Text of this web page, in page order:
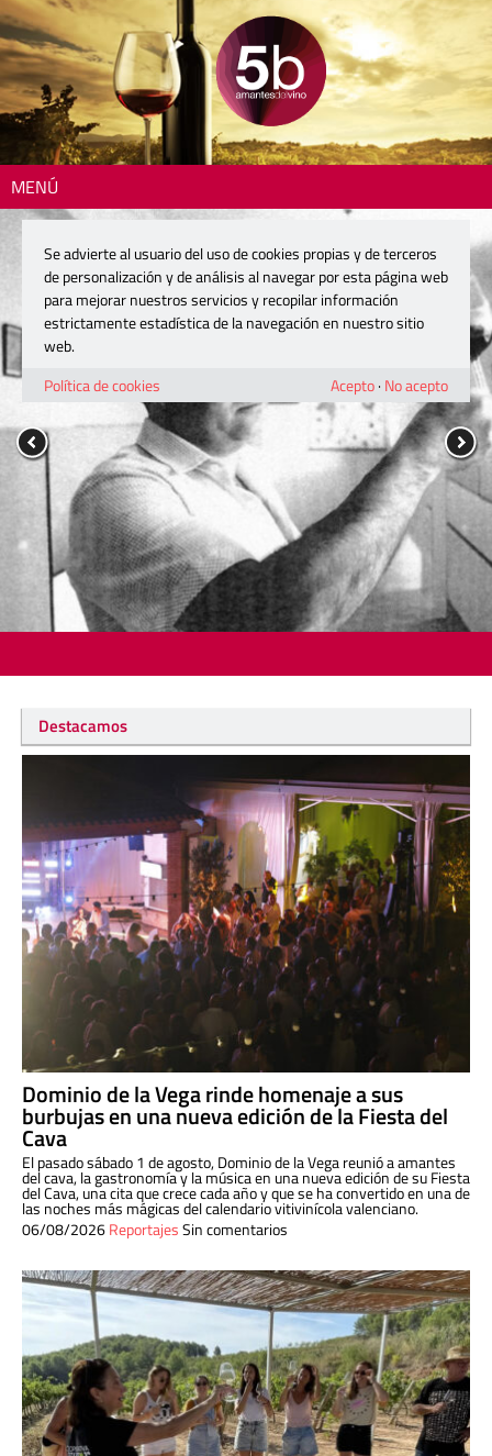
MENÚ
Destacamos
Dominio de la Vega rinde homenaje a sus
burbujas en una nueva edición de la Fiesta del
Cava
El pasado sábado 1 de agosto, Dominio de la Vega reunió a amantes
del cava, la gastronomía y la música en una nueva edición de su Fiesta
del Cava, una cita que crece cada año y que se ha convertido en una de
las noches más mágicas del calendario vitivinícola valenciano.
06/08/2026ReportajesSin comentarios
Se advierte al usuario del uso de cookies propias y de terceros
de personalización y de análisis al navegar por esta página web
para mejorar nuestros servicios y recopilar información
estrictamente estadística de la navegación en nuestro sitio
web.
Política de cookies
Acepto· No acepto